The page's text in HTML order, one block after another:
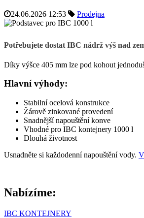
24.06.2026 12:53 Prodejna
Potřebujete dostat IBC nádrž výš nad
Díky výšce 405 mm lze pod kohout
Hlavní výhody:
Stabilní ocelová konstrukce
Žárově zinkované provedení
Snadnější napouštění konve
Vhodné pro IBC kontejnery 1000 l
Dlouhá životnost
Usnadněte si každodenní napouštění vody.
Nabízíme:
IBC KONTEJNERY